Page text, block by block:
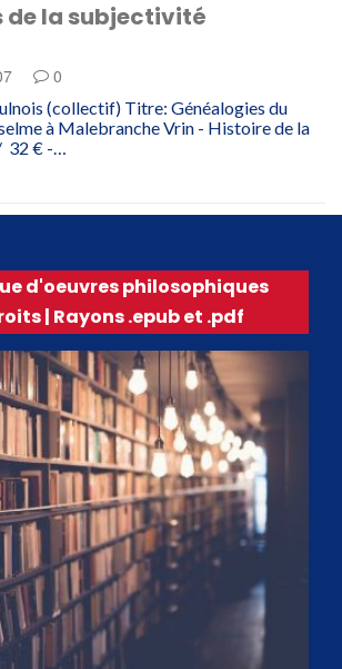
de la subjectivité
0
(collectif) Titre: Généalogies du
à Malebranche Vrin - Histoire de la
32 € -…
d'oeuvres philosophiques
| Rayons .epub et .pdf